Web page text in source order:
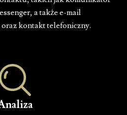
a także e-mail
oraz kontakt telefoniczny.